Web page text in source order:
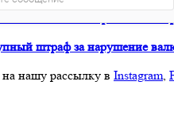
внешнеторговый
штраф за нарушение
на нашу рассылку в Instagram,